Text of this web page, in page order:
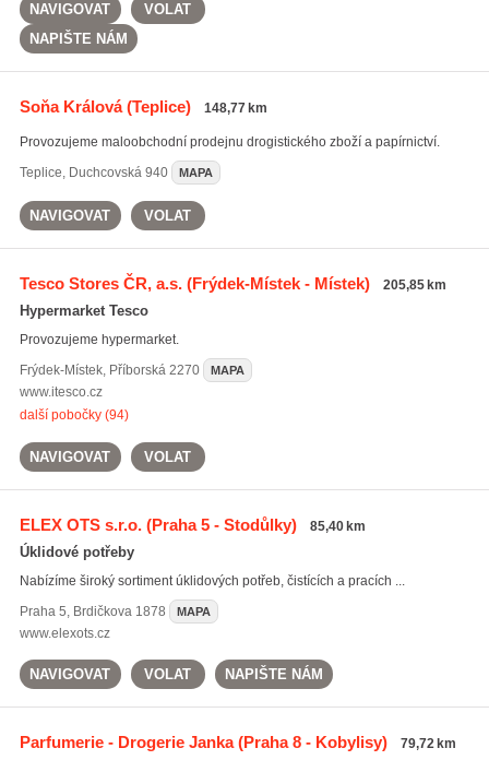
NAVIGOVAT
VOLAT
NAPIŠTE NÁM
Soňa Králová(Teplice) 148,77 km
Provozujeme maloobchodní prodejnu drogistického zboží a papírnictví.
Teplice, Duchcovská 940 MAPA
NAVIGOVAT VOLAT
Tesco Stores ČR, a.s.(Frýdek-Místek - Místek) 205,85 km
Hypermarket Tesco
Provozujeme hypermarket.
Frýdek-Místek, Příborská 2270 MAPA
www.itesco.cz
další pobočky (94)
NAVIGOVAT VOLAT
ELEX OTS s.r.o.(Praha 5 - Stodůlky) 85,40 km
Úklidové potřeby
Nabízíme široký sortiment úklidových potřeb, čistících a pracích ...
Praha 5, Brdičkova 1878 MAPA
www.elexots.cz
NAVIGOVAT VOLAT NAPIŠTE NÁM
Parfumerie - Drogerie Janka(Praha 8 - Kobylisy) 79,72 km